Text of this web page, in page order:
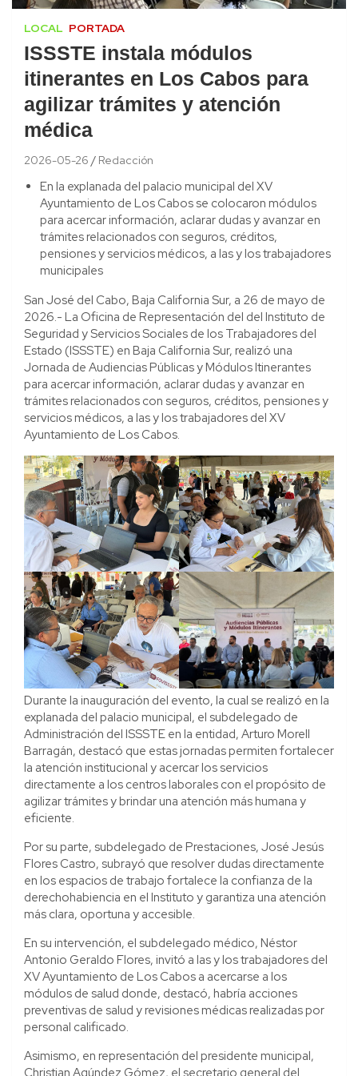
LOCAL PORTADA
ISSSTE instala módulos
itinerantes en Los Cabos para
agilizar trámites y atención
médica
2026-05-26 Redacción
En la explanada del palacio municipal del XV
Ayuntamiento de Los Cabos se colocaron módulos
para acercar información, aclarar dudas y avanzar en
trámites relacionados con seguros, créditos,
pensiones y servicios médicos, a las y los trabajadores
municipales
San José del Cabo, Baja California Sur, a 26 de mayo de
2026.- La Oficina de Representación del del Instituto de
Seguridad y Servicios Sociales de los Trabajadores del
Estado (ISSSTE) en Baja California Sur, realizó una
Jornada de Audiencias Públicas y Módulos Itinerantes
para acercar información, aclarar dudas y avanzar en
trámites relacionados con seguros, créditos, pensiones y
servicios médicos, a las y los trabajadores del XV
Ayuntamiento de Los Cabos.
Durante la inauguración del evento, la cual se realizó en la
explanada del palacio municipal, el subdelegado de
Administración del ISSSTE en la entidad, Arturo Morell
Barragán, destacó que estas jornadas permiten fortalecer
la atención institucional y acercar los servicios
directamente a los centros laborales con el propósito de
agilizar trámites y brindar una atención más humana y
eficiente.
Por su parte, subdelegado de Prestaciones, José Jesús
Flores Castro, subrayó que resolver dudas directamente
en los espacios de trabajo fortalece la confianza de la
derechohabiencia en el Instituto y garantiza una atención
más clara, oportuna y accesible.
En su intervención, el subdelegado médico, Néstor
Antonio Geraldo Flores, invitó a las y los trabajadores del
XV Ayuntamiento de Los Cabos a acercarse a los
módulos de salud donde, destacó, habría acciones
preventivas de salud y revisiones médicas realizadas por
personal calificado.
Asimismo, en representación del presidente municipal,
Christian Agúndez Gómez, el secretario general del